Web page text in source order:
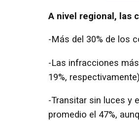
A nivel regional, las
-Más del 30% de los
-Las infracciones
19%,
-Transitar sin luces y
promedio el 47%,